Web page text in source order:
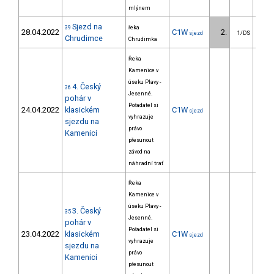
mlýnem
28.04.2022 39 Sjezd na
Chrudimce
řeka
Chrudimka
C1W sjezd 2. 1/DS
24.04.2022
36 4. Český
pohár v
klasickém
sjezdu na
Kamenici
Řeka
Kamenice v
úseku Plavy -
Jesenné.
Pořadatel si
vyhrazuje
právo
přesunout
závod na
náhradní trať
C1W sjezd
23.04.2022
35 3. Český
pohár v
klasickém
sjezdu na
Kamenici
Řeka
Kamenice v
úseku Plavy -
Jesenné.
Pořadatel si
vyhrazuje
právo
přesunout
C1W sjezd